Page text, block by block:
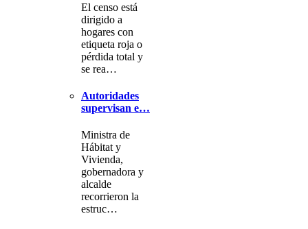
El censo está
dirigido a
hogares con
etiqueta roja o
pérdida total y
se rea…
Autoridades
supervisan e…
Ministra de
Hábitat y
Vivienda,
gobernadora y
alcalde
recorrieron la
estruc…